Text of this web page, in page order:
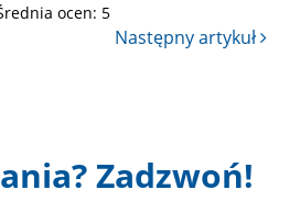
ocen: 5
Zadzwoń!